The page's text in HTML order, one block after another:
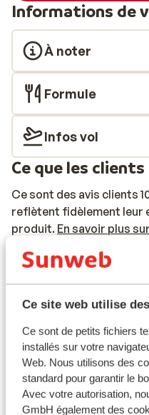
Ce site web utilise
Ce sont de petits fichiers
installés sur votre
Web. Nous utilisons des
standard pour garantir le
Avec votre autorisation,
GmbH également des
Informations de
À noter
Formule
Infos vol
Ce que les
Ce sont des avis clients
reflètent fidèlement leur
produit. En savoir plus
6.5 Très bien
16 avis
Passable
Met verbouwing aan
veel geld vragen
Met verbouwing aan
veel geld vragen
Traduire en français